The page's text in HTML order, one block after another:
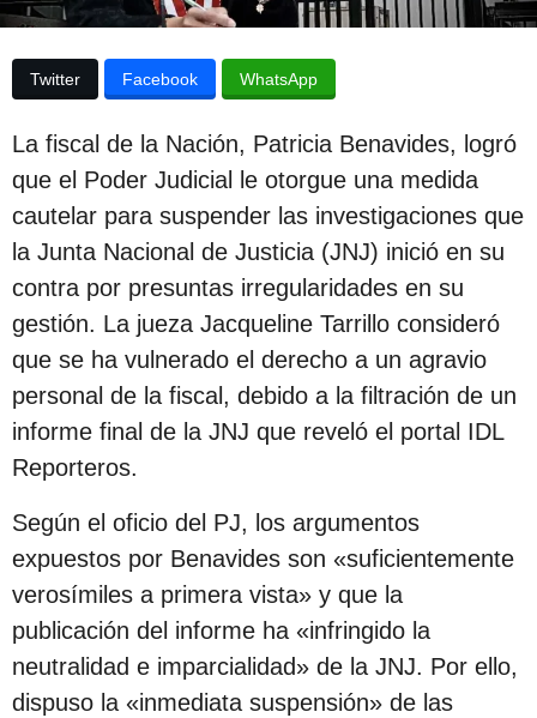
i
i
ó
n
3
a
ñ
o
s
d
e
s
d
e
l
a
p
b
Twitter Facebook WhatsApp
La fiscal de la Nación, Patricia Benavides, logró
que el Poder Judicial le otorgue una medida
cautelar para suspender las investigaciones que
la Junta Nacional de Justicia (JNJ) inició en su
contra por presuntas irregularidades en su
gestión. La jueza Jacqueline Tarrillo consideró
que se ha vulnerado el derecho a un agravio
personal de la fiscal, debido a la filtración de un
informe final de la JNJ que reveló el portal IDL
Reporteros.
Según el oficio del PJ, los argumentos
expuestos por Benavides son «suficientemente
verosímiles a primera vista» y que la
publicación del informe ha «infringido la
neutralidad e imparcialidad» de la JNJ. Por ello,
dispuso la «inmediata suspensión» de las